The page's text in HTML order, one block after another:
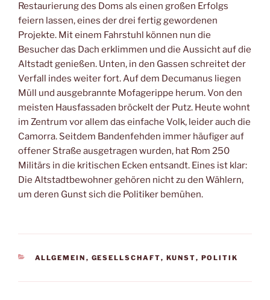
Restaurierung des Doms als einen großen Erfolgs
feiern lassen, eines der drei fertig gewordenen
Projekte. Mit einem Fahrstuhl können nun die
Besucher das Dach erklimmen und die Aussicht auf die
Altstadt genießen. Unten, in den Gassen schreitet der
Verfall indes weiter fort. Auf dem Decumanus liegen
Müll und ausgebrannte Mofagerippe herum. Von den
meisten Hausfassaden bröckelt der Putz. Heute wohnt
im Zentrum vor allem das einfache Volk, leider auch die
Camorra. Seitdem Bandenfehden immer häufiger auf
offener Straße ausgetragen wurden, hat Rom 250
Militärs in die kritischen Ecken entsandt. Eines ist klar:
Die Altstadtbewohner gehören nicht zu den Wählern,
um deren Gunst sich die Politiker bemühen.
KATEGORIEN
ALLGEMEIN , GESELLSCHAFT, KUNST, POLITIK